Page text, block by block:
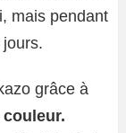
mais pendant
grâce à